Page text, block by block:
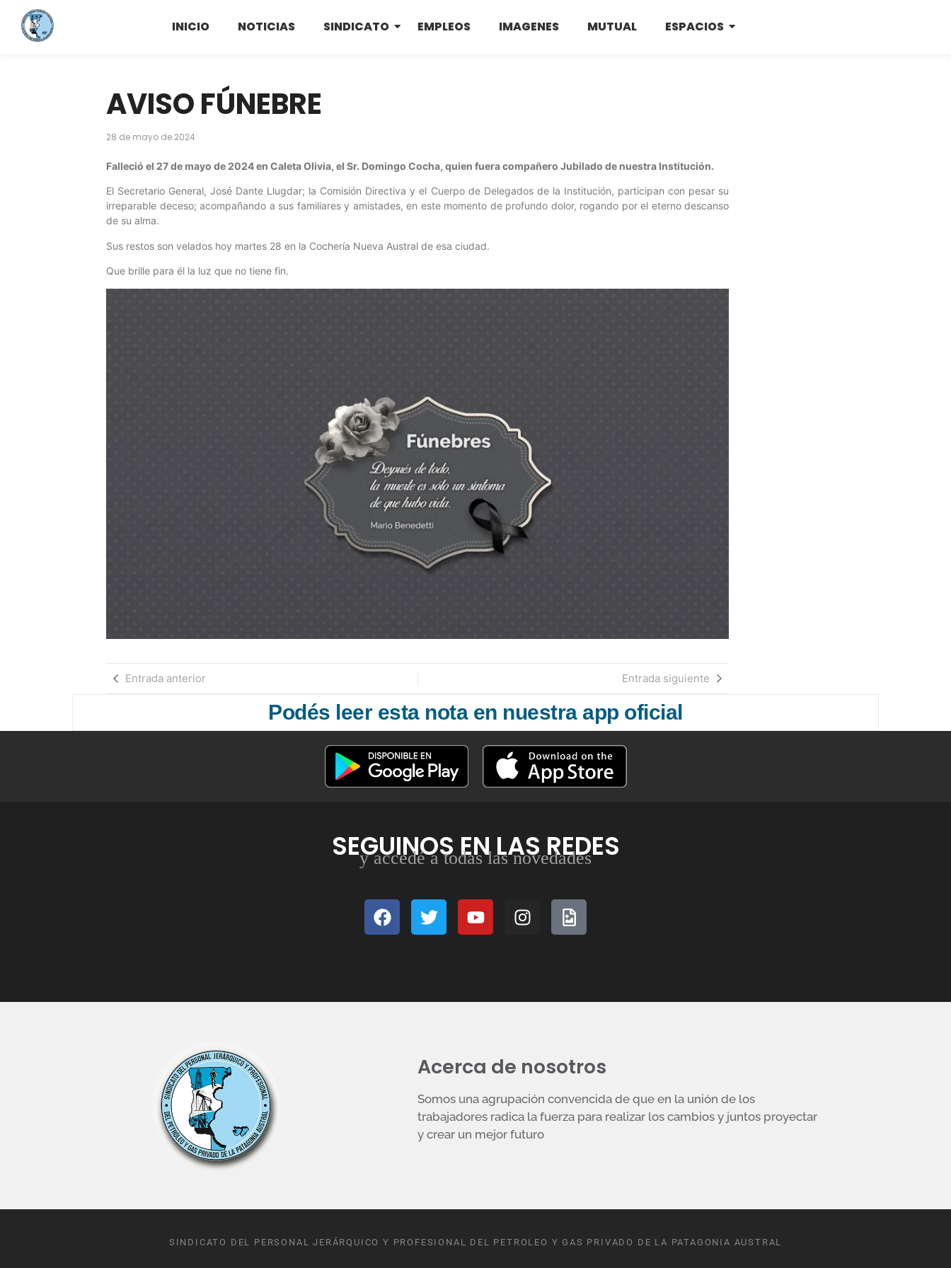
INICIO NOTICIAS SINDICATO EMPLEOS IMAGENES MUTUAL ESPACIOS
AVISO FÚNEBRE
28 de mayo de 2024
Falleció el 27 de mayo de 2024 en Caleta Olivia, el Sr. Domingo Cocha, quien fuera compañero Jubilado de nuestra Institución.
El Secretario General, José Dante Llugdar; la Comisión Directiva y el Cuerpo de Delegados de la Institución, participan con pesar su
irreparable deceso; acompañando a sus familiares y amistades, en este momento de profundo dolor, rogando por el eterno descanso
de su alma.
Sus restos son velados hoy martes 28 en la Cochería Nueva Austral de esa ciudad.
Que brille para él la luz que no tiene fin.
Entrada anterior Entrada siguiente
Podés leer esta nota en nuestra app oficial
SEGUINOS EN LAS REDES
y accedé a todas las novedades
Acerca de nosotros
Somos una agrupación convencida de que en la unión de los
trabajadores radica la fuerza para realizar los cambios y juntos proyectar
y crear un mejor futuro
SINDICATO DEL PERSONAL JERÁRQUICO Y PROFESIONAL DEL PETROLEO Y GAS PRIVADO DE LA PATAGONIA AUSTRAL